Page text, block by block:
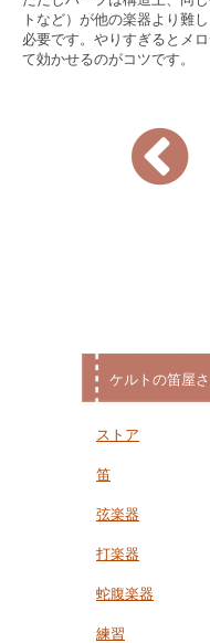
トなど）が他の楽器より難
必要です。やりすぎるとメ
て効かせるのがコツです。
ケルトの笛屋
ストア
笛
弦楽器
打楽器
蛇腹楽器
練習